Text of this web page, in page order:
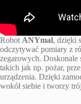
Robot ANYmal, dzięki
odczytywać pomiary z
zegarowych. Doskonale
takich jak np. pożar,
urządzenia. Dzięki
wokół siebie i tworzy